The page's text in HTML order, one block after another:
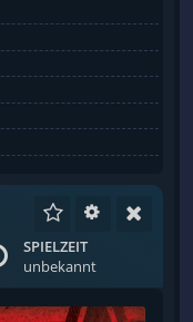
SPIELZEIT
unbekannt